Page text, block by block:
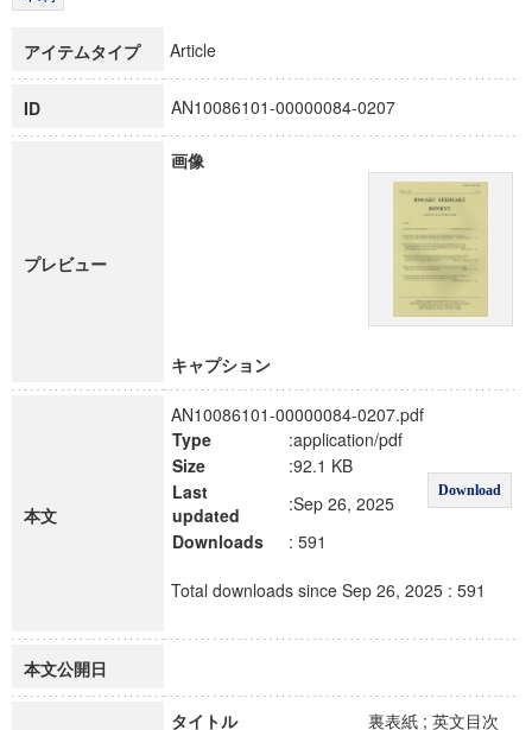
博士課程教育リーディングプログラム「超成熟社会発展のサ
アイテムタイプ Article
ID AN10086101-00000084-0207
プレビュー
画像
キャプション
本文
AN10086101-00000084-0207.pdf
Type
:application/pdf
Download
Size
:92.1 KB
Last
updated
:Sep 26, 2025
Downloads
: 591
Total downloads since Sep 26, 2025 : 591
本文公開日
タイトル 裏表紙 ; 英文目次